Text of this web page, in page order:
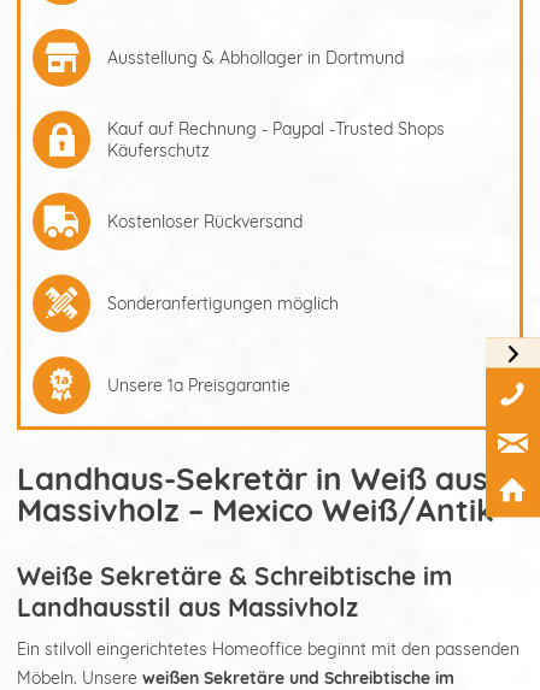
Ausstellung & Abhollager in Dortmund
Kauf auf Rechnung - Paypal -Trusted Shops
Käuferschutz
Kostenloser Rückversand
Sonderanfertigungen möglich
Unsere 1a Preisgarantie
Landhaus-Sekretär in Weiß aus
Massivholz – Mexico Weiß/Antik
Weiße Sekretäre & Schreibtische im
Landhausstil aus Massivholz
Ein stilvoll eingerichtetes Homeoffice beginnt mit den passenden
Möbeln. Unsere weißen Sekretäre und Schreibtische im